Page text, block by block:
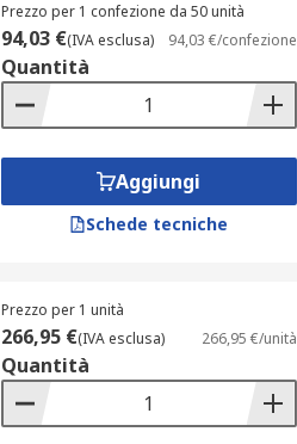
Prezzo per 1 confezione da 50 unità
94,03 €(IVA esclusa) 94,03 €/confezione
Quantità
Aggiungi
Schede tecniche
Prezzo per 1 unità
266,95 €(IVA esclusa) 266,95 €/unità
Quantità